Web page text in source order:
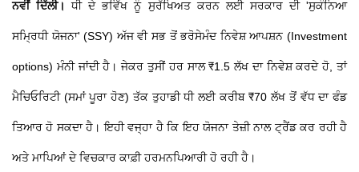
ਨਵੀਂ ਦਿੱਲੀ।ਧੀ ਦੇ ਭਵਿੱਖ ਨੂੰ ਸੁਰੱਖਿਅਤ ਕਰਨ ਲਈ ਸਰਕਾਰ ਦੀ 'ਸੁਕੰਨਿਆ
ਸਮ੍ਰਿਧੀ ਯੋਜਨਾ' (SSY) ਅੱਜ ਵੀ ਸਭ ਤੋਂ ਭਰੋਸੇਮੰਦ ਨਿਵੇਸ਼ ਆਪਸ਼ਨ (Investment
options) ਮੰਨੀ ਜਾਂਦੀ ਹੈ। ਜੇਕਰ ਤੁਸੀਂ ਹਰ ਸਾਲ ₹1.5 ਲੱਖ ਦਾ ਨਿਵੇਸ਼ ਕਰਦੇ ਹੋ, ਤਾਂ
ਮੈਚਿਓਰਿਟੀ (ਸਮਾਂ ਪੂਰਾ ਹੋਣ) ਤੱਕ ਤੁਹਾਡੀ ਧੀ ਲਈ ਕਰੀਬ ₹70 ਲੱਖ ਤੋਂ ਵੱਧ ਦਾ ਫੰਡ
ਤਿਆਰ ਹੋ ਸਕਦਾ ਹੈ। ਇਹੀ ਵਜ੍ਹਾ ਹੈ ਕਿ ਇਹ ਯੋਜਨਾ ਤੇਜ਼ੀ ਨਾਲ ਟ੍ਰੈਂਡ ਕਰ ਰਹੀ ਹੈ
ਅਤੇ ਮਾਪਿਆਂ ਦੇ ਵਿਚਕਾਰ ਕਾਫ਼ੀ ਹਰਮਨਪਿਆਰੀ ਹੋ ਰਹੀ ਹੈ।